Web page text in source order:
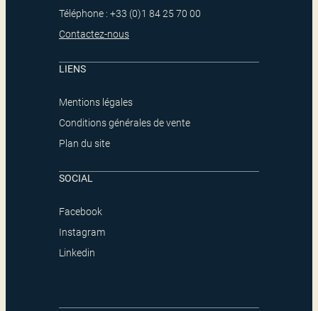
Téléphone : +33 (0)1 84 25 70 00
Contactez-nous
LIENS
Mentions légales
Conditions générales de vente
Plan du site
SOCIAL
Facebook
Instagram
Linkedin